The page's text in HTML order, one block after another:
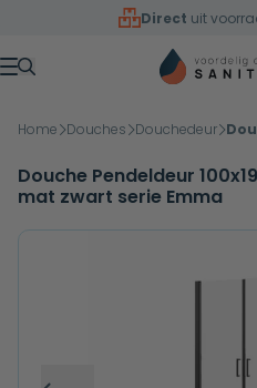
Overslaan naar inhoud
Direct uit
Menu
Home Douches Douchedeur
Douche Pendeldeur
mat zwart serie Emma